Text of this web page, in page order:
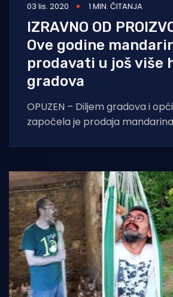
03 lis. 2020 1 MIN. ČITANJA
IZRAVNO OD
Ove godine
prodavati u još više
gradova
OPUZEN – Diljem gradova i
započela je prodaja
doline